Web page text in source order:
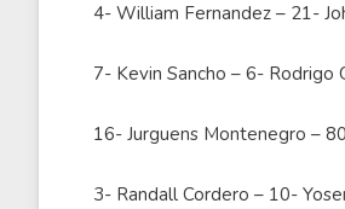
4- William Fernandez – 21-
7- Kevin Sancho – 6- Rodrigo
16- Jurguens Montenegro –
3- Randall Cordero – 10-